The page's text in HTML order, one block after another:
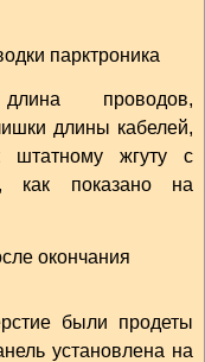
проводов,
длины кабелей,
штатному жгуту с
как показано на
были продеты
установлена на